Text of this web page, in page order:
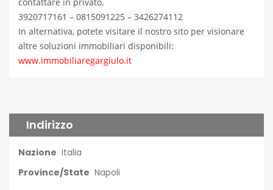
3920717161 – 0815091225 – 3426274112
In alternativa, potete visitare il nostro sito per visionare
altre soluzioni immobiliari disponibili:
www.immobiliaregargiulo.it
Indirizzo
Nazione Italia
Province/State Napoli